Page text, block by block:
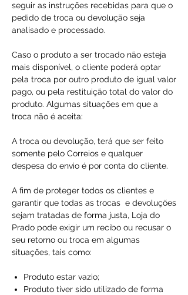
seguir as instruções recebidas para que o
pedido de troca ou devolução seja
analisado e processado.
Caso o produto a ser trocado não esteja
mais disponível, o cliente poderá optar
pela troca por outro produto de igual valor
pago, ou pela restituição total do valor do
produto. Algumas situações em que a
troca não é aceita:
A troca ou devolução, terá que ser feito
somente pelo Correios e qualquer
despesa do envio é por conta do cliente.
A fim de proteger todos os clientes e
garantir que todas as trocas e devoluções
sejam tratadas de forma justa, Loja do
Prado pode exigir um recibo ou recusar o
seu retorno ou troca em algumas
situações, tais como:
Produto estar vazio;
Produto tiver sido utilizado de forma